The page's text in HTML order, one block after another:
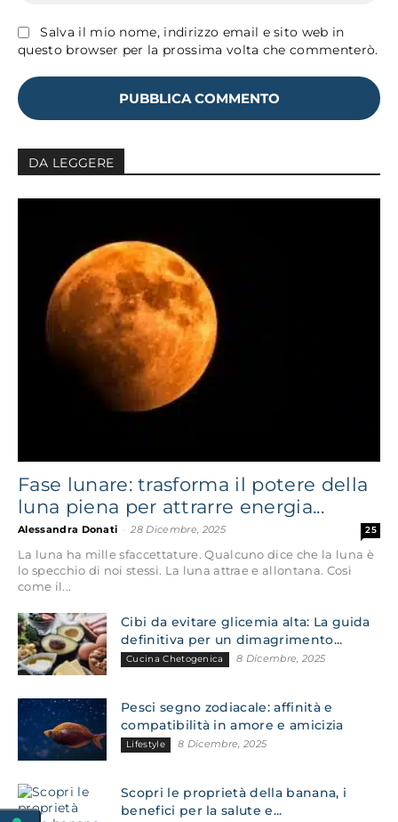
Salva il mio nome, indirizzo email e sito web in
questo browser per la prossima volta che commenterò.
DA LEGGERE
Fase lunare: trasforma il potere della
luna piena per attrarre energia...
Alessandra Donati 28 Dicembre, 2025 25
La luna ha mille sfaccettature. Qualcuno dice che la luna è
lo specchio di noi stessi. La luna attrae e allontana. Così
come il...
Cibi da evitare glicemia alta: La guida
definitiva per un dimagrimento...
Cucina Chetogenica 8 Dicembre, 2025
Pesci segno zodiacale: affinità e
compatibilità in amore e amicizia
Lifestyle 8 Dicembre, 2025
Scopri le proprietà della banana, i
benefici per la salute e...